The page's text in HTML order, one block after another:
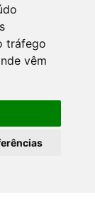
tráfego
vêm